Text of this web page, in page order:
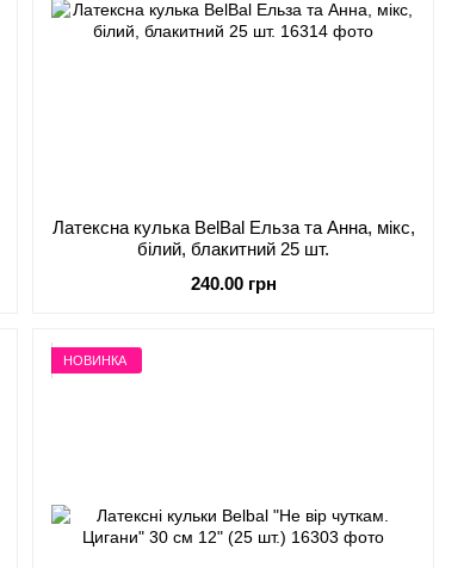
Латексна кулька BelBal Ельза та Анна, мікс,
білий, блакитний 25 шт.
240.00 грн
НОВИНКА